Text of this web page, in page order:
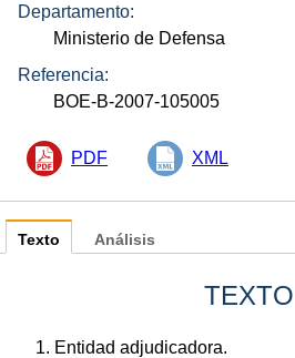
Departamento:
Ministerio de Defensa
Referencia:
BOE-B-2007-105005
PDF XML
Texto
TEXTO
1. Entidad adjudicadora.
Análisis